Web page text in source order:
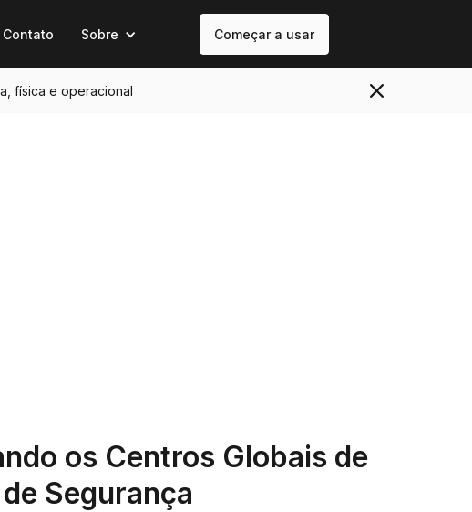
Contato Sobre Começar a usar
física e operacional
os Centros Globais de
Segurança